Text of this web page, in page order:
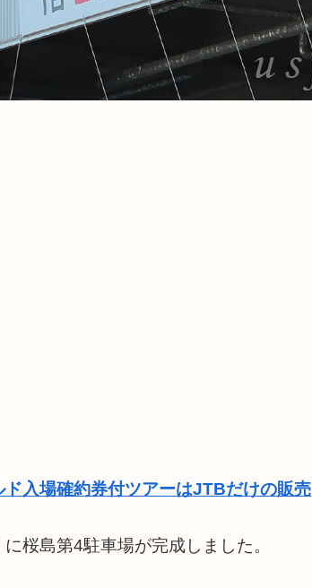
ド入場確約券付ツアーはJTBだけの販売
桜島第4駐車場が完成しました。